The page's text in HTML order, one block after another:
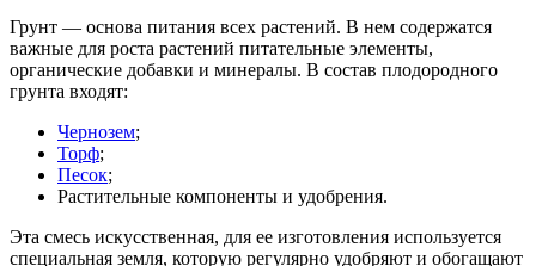
Грунт — основа питания всех растений. В нем содержатся
важные для роста растений питательные элементы,
органические добавки и минералы. В состав плодородного
грунта входят:
Чернозем;
Торф;
Песок;
Растительные компоненты и удобрения.
Эта смесь искусственная, для ее изготовления используется
специальная земля, которую регулярно удобряют и обогащают